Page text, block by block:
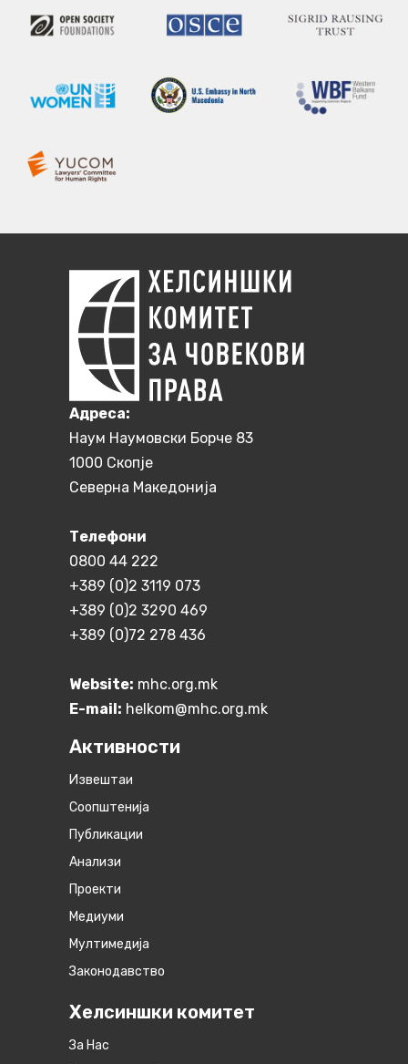
Aдреса:
Наум Наумовски Борче 83
1000 Скопје
Северна Македонија
Телефони
0800 44 222
+389 (0)2 3119 073
+389 (0)2 3290 469
+389 (0)72 278 436
Website: mhc.org.mk
E-mail: helkom@mhc.org.mk
Активности
Извештаи
Соопштенија
Публикации
Анализи
Проекти
Медиуми
Мултимедија
Законодавство
Хелсиншки комитет
За Нас